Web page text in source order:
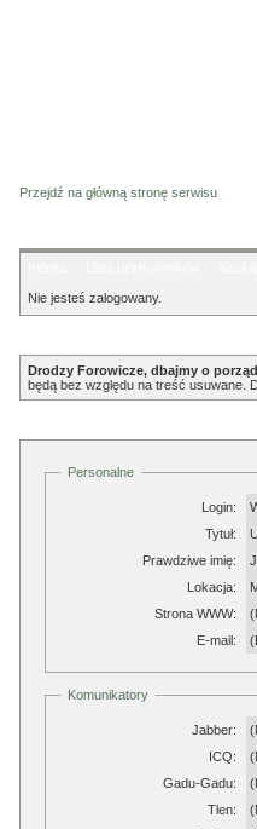
Przejdź na główną stronę serwisu
Nie jesteś zalogowany.
Drodzy Forowicze, dbajmy o
będą bez względu na treść usuwane.
Personalne
Login:
Tytuł:
Prawdziwe imię:
Lokacja:
Strona WWW:
E-mail:
Komunikatory
Jabber:
ICQ:
Gadu-Gadu:
Tlen: